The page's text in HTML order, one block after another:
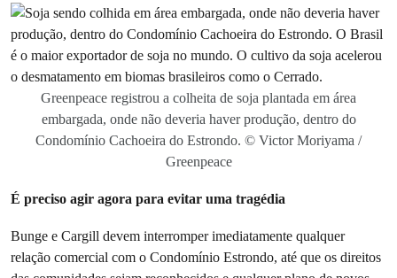
Greenpeace registrou a colheita de soja plantada em área
embargada, onde não deveria haver produção, dentro do
Condomínio Cachoeira do Estrondo. © Victor Moriyama /
Greenpeace
É preciso agir agora para evitar uma tragédia
Bunge e Cargill devem interromper imediatamente qualquer
relação comercial com o Condomínio Estrondo, até que os direitos